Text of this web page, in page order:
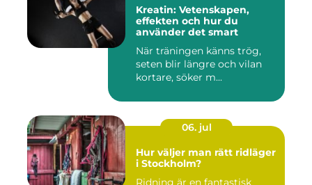
Kreatin: Vetenskapen,
effekten och hur du
använder det smart
När träningen känns trög,
seten blir längre och vilan
kortare, söker m...
06. jul
Hur väljer man rätt ridläger
i Stockholm?
Ridning är en fantastisk